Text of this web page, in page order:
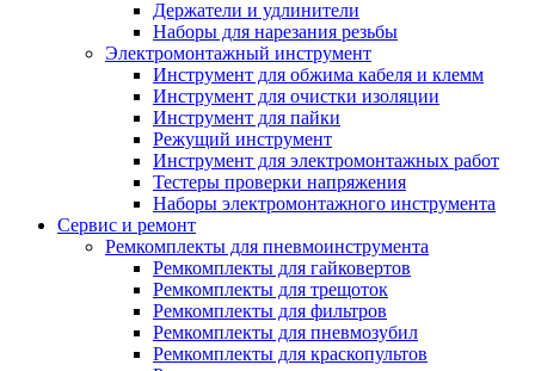
Держатели и удлинители
Наборы для нарезания резьбы
Электромонтажный инструмент
Инструмент для обжима кабеля и клемм
Инструмент для очистки изоляции
Инструмент для пайки
Режущий инструмент
Инструмент для электромонтажных работ
Тестеры проверки напряжения
Наборы электромонтажного инструмента
Сервис и ремонт
Ремкомплекты для пневмоинструмента
Ремкомплекты для гайковертов
Ремкомплекты для трещоток
Ремкомплекты для фильтров
Ремкомплекты для пневмозубил
Ремкомплекты для краскопультов